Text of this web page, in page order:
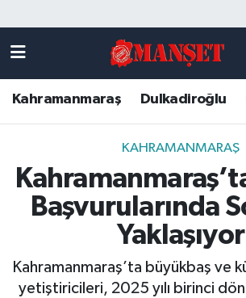
Kahramanmaraş Dulkadiroğlu
KAHRAMANMARAŞ
Başvurularında
Yaklaşıyor
Kahramanmaraş’ta büyükbaş ve
yetiştiricileri, 2025 yılı birinci
DULKADİROĞLU
KAHRAMANMARAŞ
ONİKİŞUBAT
ÖZEL HABER
Künye
Kahramanmaraş Nöbetçi
Kahramanmaraş Hava Durumu
Kahramanmaraş Trafik
Süper Lig Puan Durumu ve
Tüm Manşetler
Son Dakika Haberleri